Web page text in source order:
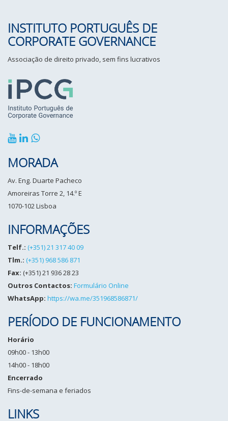
INSTITUTO PORTUGUÊS DE
CORPORATE GOVERNANCE
Associação de direito privado, sem fins lucrativos
MORADA
Av. Eng. Duarte Pacheco
Amoreiras Torre 2, 14.º E
1070-102 Lisboa
INFORMAÇÕES
Telf.: (+351) 21 317 40 09
Tlm.: (+351) 968 586 871
Fax: (+351) 21 936 28 23
Outros Contactos: Formulário Online
WhatsApp: https://wa.me/351968586871/
PERÍODO DE FUNCIONAMENTO
Horário
09h00 - 13h00
14h00 - 18h00
Encerrado
Fins-de-semana e feriados
LINKS